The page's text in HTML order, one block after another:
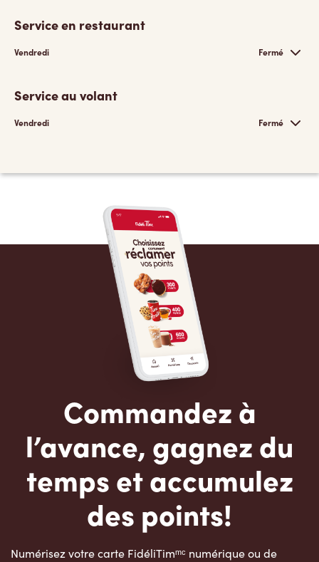
Service en restaurant
Vendredi Fermé
Service au volant
Vendredi Fermé
Commandez à
l’avance, gagnez du
temps et accumulez
des points!
Numérisez votre carte FidéliTimᵐᶜ numérique ou de